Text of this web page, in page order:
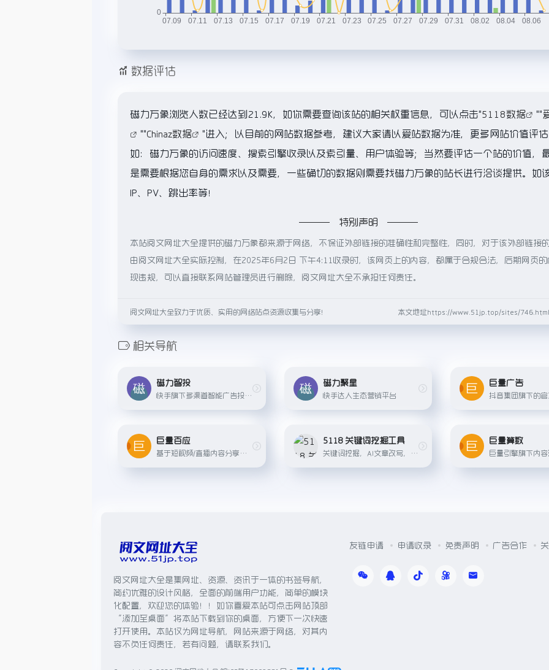
数据评估
磁力万象浏览人数已经达到21.9K，如你需要查询该站的相关权重信息，可以点击"5118数据 ""
""Chinaz数据
"进入；以目前的网站数据参考，建议大家请以爱站数据为准，更多网站价值评
如：磁力万象的访问速度、搜索引擎收录以及索引量、用户体验等；当然要评估一个站的价值，
是需要根据您自身的需求以及需要，一些确切的数据则需要找磁力万象的站长进行洽谈提供。如
IP、PV、跳出率等！
特别声明
本站阅文网址大全提供的磁力万象都来源于网络，不保证外部链接的准确性和完整性，同时，对于该外部链接
由阅文网址大全实际控制，在2025年6月2日 下午4:11收录时，该网页上的内容，都属于合规合法，后期网页
现违规，可以直接联系网站管理员进行删除，阅文网址大全不承担任何责任。
阅文网址大全致力于优质、实用的网络站点资源收集与分享！ 本文地址https://www.51jp.top/sites/
相关导航
磁力智投
快手旗下多渠道智能广告投放服务平台
磁力聚星
快手达人生态营销平台
巨量广告
巨量百应
基于短视频/直播内容分享商品场景，汇聚并连接各作者、商家、机构服务商的综合商品分享管理平台当前，巨量百应平台主要服务于在字节系App上创作内容的内容主及机构，包括抖音短视...
5118 关键词挖掘工具
关键词挖掘，AI文章改写，直播脚本创作等...
巨量算数
阅文网址大全是集网址、资源、资讯于一体的书签导航，
简约优雅的设计风格，全面的前端用户功能，简单的模块
化配置，欢迎您的体验！！如你喜爱本站可点击网站顶部
“添加至桌面”将本站下载到你的桌面，方便下一次快速
打开使用。本站仅为网址导航，网站来源于网络，对其内
容不负任何责任，若有问题，请联系我们。
友链申请 申请收录 免责声明 广告合作